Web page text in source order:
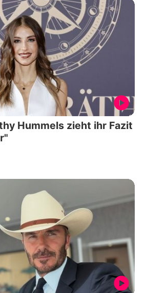
Hummels zieht ihr Fazit